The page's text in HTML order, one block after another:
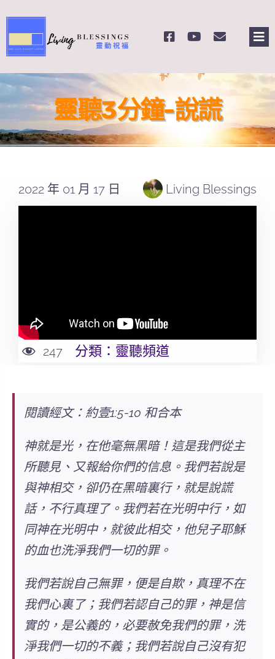
to
content
關於我們
奉獻支持
課程報名
靈聽3分鐘-說謊
2022 年 01 月 17 日 Living Blessings
247 分類： 靈聽頻道
閱讀經文：約壹1:5-10 和合本
神就是光，在他毫無黑暗！這是我們從主
所聽見、又報給你們的信息。 我們若說是
與神相交，卻仍在黑暗裏行，就是說謊
話，不行真理了。 我們若在光明中行，如
同神在光明中，就彼此相交，他兒子耶穌
的血也洗淨我們一切的罪。
我們若說自己無罪，便是自欺，真理不在
我們心裏了；我們若認自己的罪，神是信
實的，是公義的，必要赦免我們的罪，洗
淨我們一切的不義；我們若說自己沒有犯